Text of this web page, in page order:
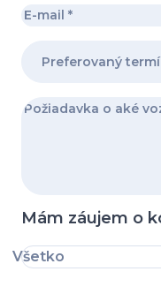
Mám záujem o
Všetko